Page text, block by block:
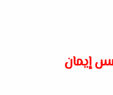
إيمان